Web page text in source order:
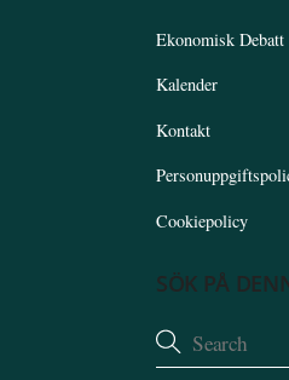
Ekonomisk Debatt
Kalender
Kontakt
Cookiepolicy
SÖK PÅ